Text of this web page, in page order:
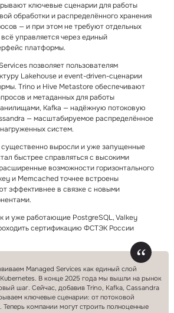
ключевые сценарии для работы
обработки и распределённого хранения
— и при этом не требуют отдельных
управляется через единый
платформы.
позволяет пользователям
Lakehouse и event⁠-⁠driven⁠-⁠сценарии
Trino и Hive Metastore обеспечивают
и метаданных для работы
Kafka — надёжную потоковую
— масштабируемое распределённое
систем.
выросли и уже запущенные
быстрее справляться с высокими
возможности горизонтального
и Memcached точнее встроены
эффективнее в связке с новыми
и уже работающие PostgreSQL, Valkey
сертификацию ФСТЭК России
Managed Services как единый слой
В конце 2025 года мы вышли на рынок
шаг. Сейчас, добавив Trino, Kafka, Cassandra
ключевые сценарии: от потоковой
Теперь компании могут строить полноценные